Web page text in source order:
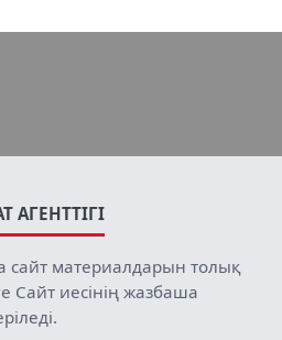
АГЕНТТІГІ
сайт материалдарын толық
Сайт иесінің жазбаша